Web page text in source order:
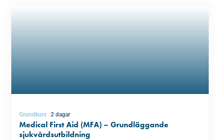
Grundkurs 2 dagar
Medical First Aid (MFA) – Grundläggande
sjukvårdsutbildning